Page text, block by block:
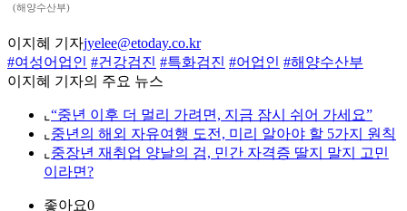
(해양수산부)
이지혜 기자jyelee@etoday.co.kr
#여성어업인 #건강검진 #특화검진 #어업인 #해양수산부
이지혜 기자의 주요 뉴스
⌞ “중년 이후 더 멀리 가려면, 지금 잠시 쉬어 가세요”
⌞ 중년의 해외 자유여행 도전, 미리 알아야 할 5가지 원칙
⌞ 중장년 재취업 양날의 검, 민간 자격증 딸지 말지 고민
이라면?
좋아요0